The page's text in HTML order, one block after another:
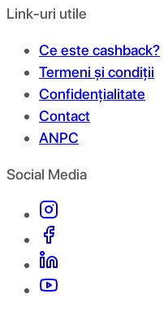
Link-uri utile
Ce este cashback?
Termeni și condiții
Confidențialitate
Contact
ANPC
Social Media